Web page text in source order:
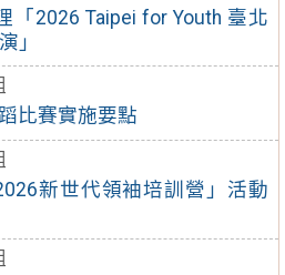
2026 Taipei for Youth 臺北
」
比賽實施要點
新世代領袖培訓營」活動